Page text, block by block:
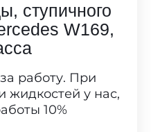
ступичного
W169,
работу. При
жидкостей у нас,
10%